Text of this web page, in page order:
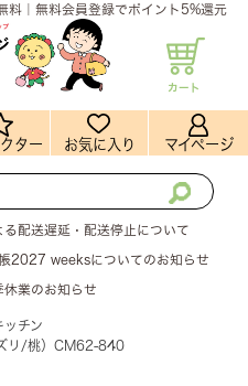
｜無料会員登録でポイント5%還元
カート
ター お気に入り マイページ
る配送遅延・配送停止について
2027 weeksについてのお知らせ
休業のお知らせ
ッチン
ズリ/桃）CM62-840